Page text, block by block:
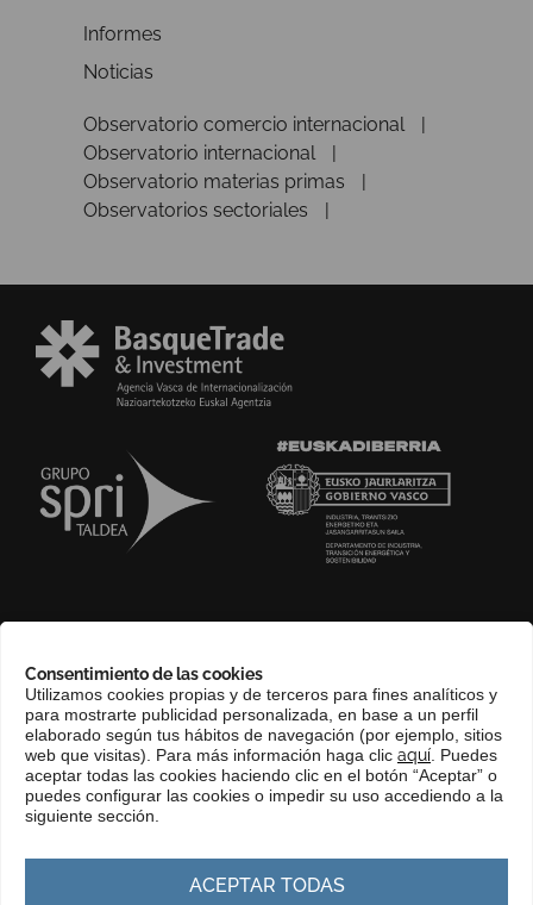
Consentimiento de las cookies
Utilizamos cookies propias y de terceros para fines analíticos y
para mostrarte publicidad personalizada, en base a un perfil
elaborado según tus hábitos de navegación (por ejemplo, sitios
web que visitas). Para más información haga clic aquí . Puedes
aceptar todas las cookies haciendo clic en el botón “Aceptar” o
puedes configurar las cookies o impedir su uso accediendo a la
siguiente sección.
ACEPTAR TODAS
Informes
Noticias
Observatorio comercio internacional
Observatorio internacional
Observatorio materias primas
Observatorios sectoriales
COMPLIANCE CHANNEL
CONTACTO
EUSKERA
PERFIL DEL CONTRATANTE